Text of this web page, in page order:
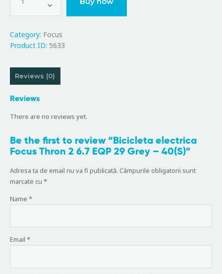
Category: Focus
Product ID: 5633
Reviews (0)
Reviews
There are no reviews yet.
Be the first to review “Bicicleta electrica
Focus Thron 2 6.7 EQP 29 Grey – 40(S)”
Adresa ta de email nu va fi publicată. Câmpurile obligatorii sunt
marcate cu *
Name *
Email *